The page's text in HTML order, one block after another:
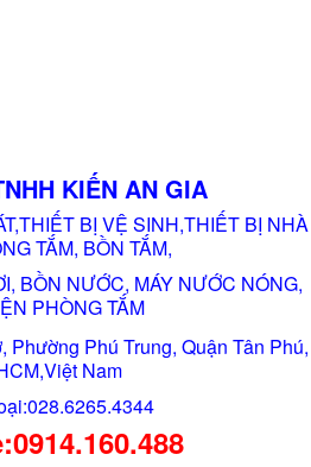
KIẾN AN GIA
BỊ VỆ SINH,THIẾT BỊ NHÀ
TẮM, BỒN TẮM,
BỒN NƯỚC, MÁY NƯỚC NÓNG,
PHÒNG TẮM
Phường Phú Trung, Quận Tân Phú,
Nam